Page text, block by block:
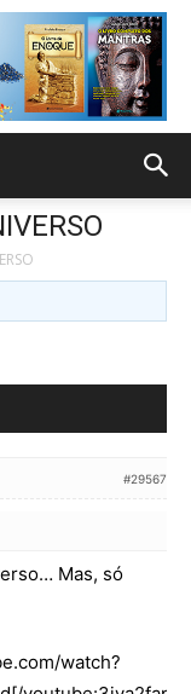
#29567
Mas, só
watch?